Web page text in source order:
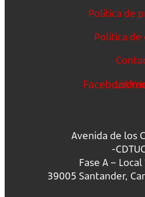
Política de
Política de
Facebook
Avenida de los
-
Fase A –
39005 Santander,